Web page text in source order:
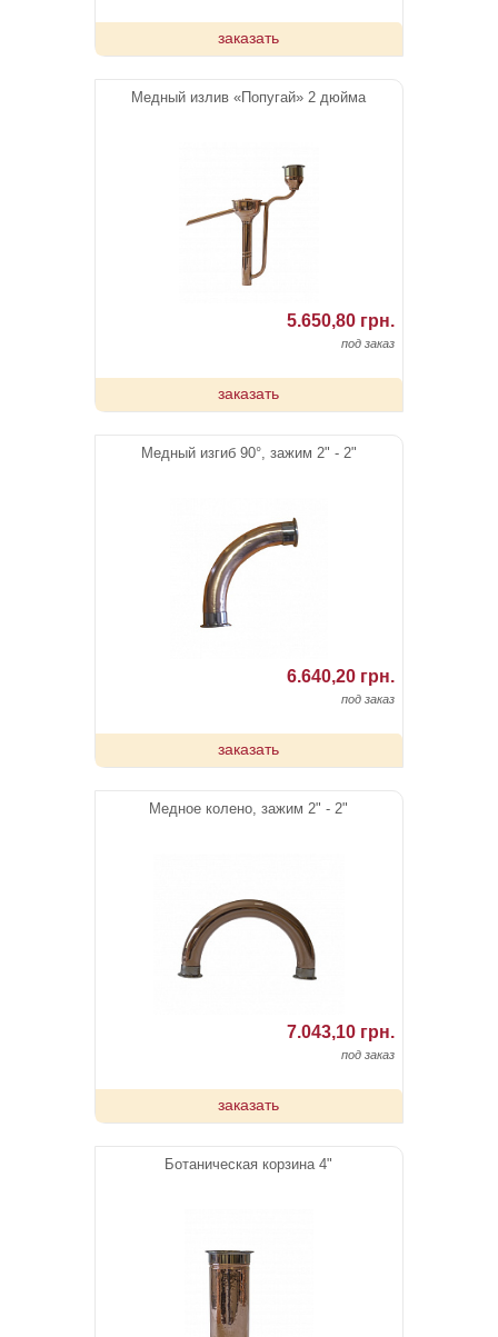
заказать
Медный излив «Попугай» 2 дюйма
5.650,80 грн.
под заказ
заказать
Медный изгиб 90°, зажим 2" - 2"
6.640,20 грн.
под заказ
заказать
Медное колено, зажим 2" - 2"
7.043,10 грн.
под заказ
заказать
Ботаническая корзина 4"